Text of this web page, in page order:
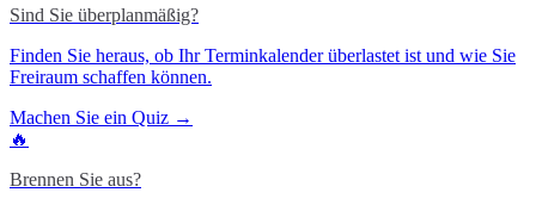
Sind Sie überplanmäßig?
Finden Sie heraus, ob Ihr Terminkalender überlastet ist und wie Sie
Freiraum schaffen können.
Machen Sie ein Quiz →
🔥
Brennen Sie aus?